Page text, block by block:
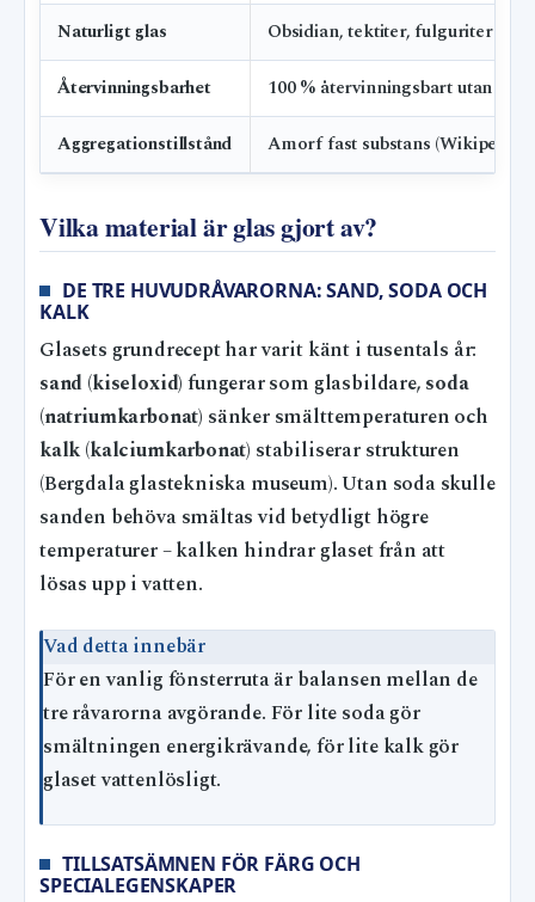
Naturligt glas Obsidian, tektiter, fulguriter
Återvinningsbarhet 100 % återvinningsbart utan
Aggregationstillstånd Amorf fast substans (Wikipedia
Vilka material är glas gjort av?
DE TRE HUVUDRÅVARORNA: SAND, SODA OCH
KALK
Glasets grundrecept har varit känt i tusentals år:
sand (kiseloxid) fungerar som glasbildare, soda
(natriumkarbonat) sänker smälttemperaturen och
kalk (kalciumkarbonat) stabiliserar strukturen
(Bergdala glastekniska museum). Utan soda skulle
sanden behöva smältas vid betydligt högre
temperaturer – kalken hindrar glaset från att
lösas upp i vatten.
Vad detta innebär
För en vanlig fönsterruta är balansen mellan de
tre råvarorna avgörande. För lite soda gör
smältningen energikrävande, för lite kalk gör
glaset vattenlösligt.
TILLSATSÄMNEN FÖR FÄRG OCH
SPECIALEGENSKAPER